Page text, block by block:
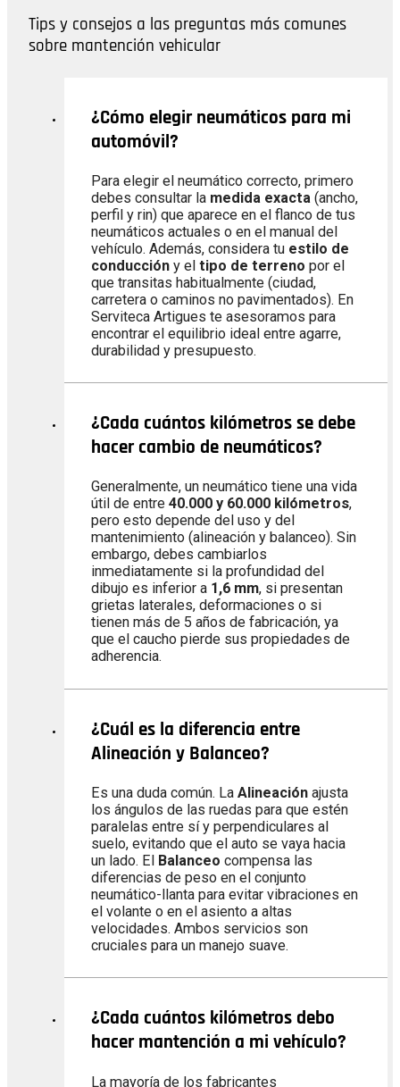
Tips y consejos a las preguntas más comunes
sobre mantención vehicular
¿Cómo elegir neumáticos para mi
automóvil?
Para elegir el neumático correcto, primero
debes consultar la medida exacta (ancho,
perfil y rin) que aparece en el flanco de tus
neumáticos actuales o en el manual del
vehículo. Además, considera tu estilo de
conducción y el tipo de terreno por el
que transitas habitualmente (ciudad,
carretera o caminos no pavimentados). En
Serviteca Artigues te asesoramos para
encontrar el equilibrio ideal entre agarre,
durabilidad y presupuesto.
¿Cada cuántos kilómetros se debe
hacer cambio de neumáticos?
Generalmente, un neumático tiene una vida
útil de entre 40.000 y 60.000 kilómetros,
pero esto depende del uso y del
mantenimiento (alineación y balanceo). Sin
embargo, debes cambiarlos
inmediatamente si la profundidad del
dibujo es inferior a 1,6 mm, si presentan
grietas laterales, deformaciones o si
tienen más de 5 años de fabricación, ya
que el caucho pierde sus propiedades de
adherencia.
¿Cuál es la diferencia entre
Alineación y Balanceo?
Es una duda común. La Alineación ajusta
los ángulos de las ruedas para que estén
paralelas entre sí y perpendiculares al
suelo, evitando que el auto se vaya hacia
un lado. El Balanceo compensa las
diferencias de peso en el conjunto
neumático-llanta para evitar vibraciones en
el volante o en el asiento a altas
velocidades. Ambos servicios son
cruciales para un manejo suave.
¿Cada cuántos kilómetros debo
hacer mantención a mi vehículo?
La mayoría de los fabricantes